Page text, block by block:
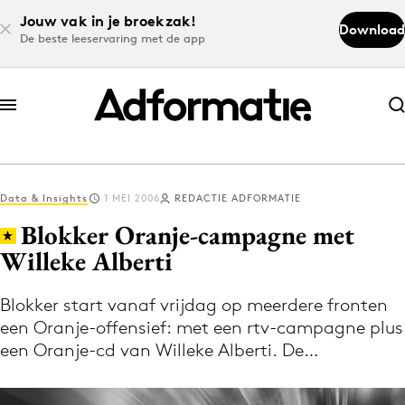
Jouw vak in je broekzak!
De beste leeservaring met de app
Download
Abonneer nu
Abonneer nu
Log in
Volg het laatste nieuws via de Adformatie
Nieuws app
Data & Insights 1 MEI 2006 REDACTIE ADFORMATIE
Blokker Oranje-campagne met
Willeke Alberti
Blokker start vanaf vrijdag op meerdere fronten
een Oranje-offensief: met een rtv-campagne plus
een Oranje-cd van Willeke Alberti. De…